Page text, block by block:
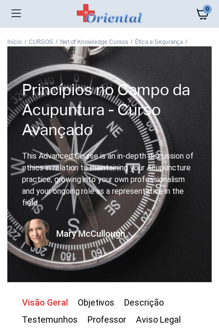
0
Início CURSOS Net of Knowledge Cursos Ética e Segurança
Princípios no Campo da
Acupuntura - Curso
Avançado
This Advanced Course is an in-depth discussion of
ethics in relation to maintaining your Acupuncture
practice, growing into your own professionalism
and your ongoing role as a representative in the
field.
Mary McCullough
Visão Geral Objetivos
Descrição
Testemunhos
Professor
Aviso Legal